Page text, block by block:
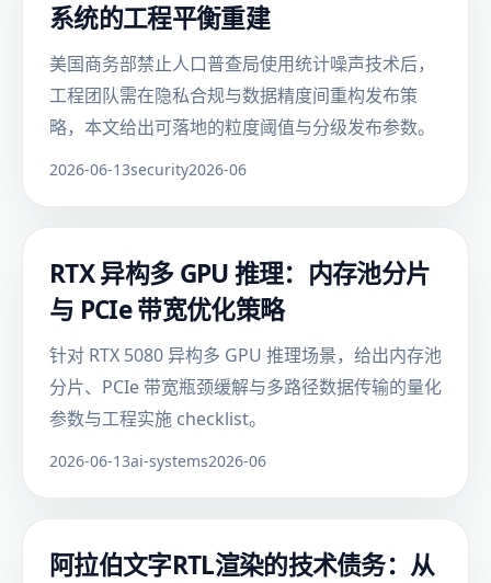
系统的工程平衡重建
美国商务部禁止人口普查局使用统计噪声技术后，
工程团队需在隐私合规与数据精度间重构发布策
略，本文给出可落地的粒度阈值与分级发布参数。
2026-06-13security2026-06
RTX 异构多 GPU 推理：内存池分片
与 PCIe 带宽优化策略
针对 RTX 5080 异构多 GPU 推理场景，给出内存池
分片、PCIe 带宽瓶颈缓解与多路径数据传输的量化
参数与工程实施 checklist。
2026-06-13ai-systems2026-06
阿拉伯文字RTL渲染的技术债务：从